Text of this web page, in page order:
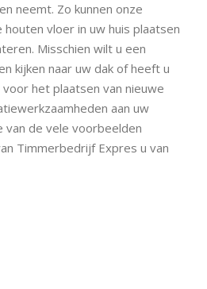
neemt. Zo kunnen onze
houten vloer in uw huis plaatsen
Misschien wilt u een
kijken naar uw dak of heeft u
het plaatsen van nieuwe
aan uw
van de vele voorbeelden
Timmerbedrijf Expres u van